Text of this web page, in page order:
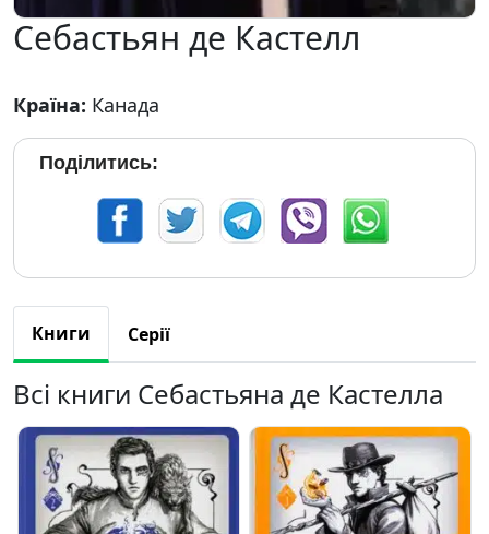
Себастьян де Кастелл
Країна: Канада
Поділитись:
Книги Серії
Всі книги Себастьяна де Кастелла